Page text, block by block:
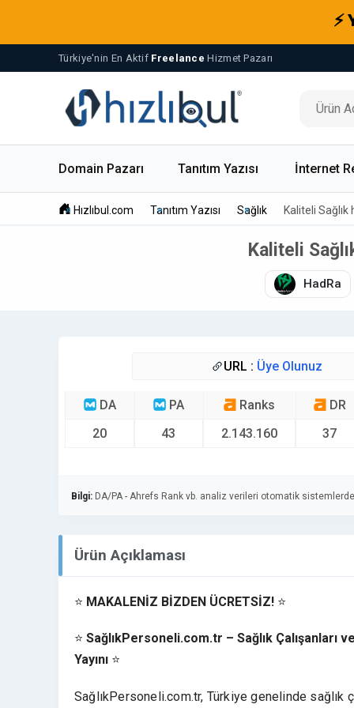
Türkiye'nin En Aktif Freelance Hizmet Pazarı
Domain Pazarı Tanıtım Yazısı İnternet
Hızlıbul.com Tanıtım Yazısı Sağlık Kaliteli
Kaliteli
HadRa
URL : Üye Olunuz
DA
20
PA
43
Ranks
2.143.160
DR
37
Bilgi: DA/PA - Ahrefs Rank vb. analiz verileri otomatik
Ürün Açıklaması
⭐ MAKALENİZ BİZDEN ÜCRETSİZ! ⭐
⭐ SağlıkPersoneli.com.tr – Sağlık Çalışanları
Yayını ⭐
SağlıkPersoneli.com.tr, Türkiye genelinde sağlık